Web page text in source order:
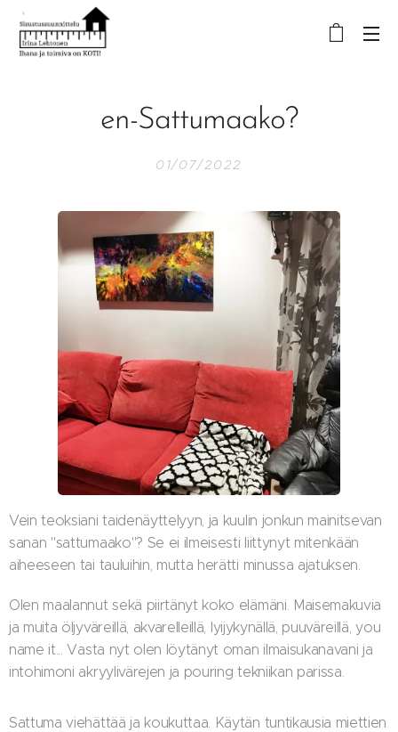
en-Sattumaako?
01/07/2022
Vein teoksiani taidenäyttelyyn, ja kuulin jonkun mainitsevan
sanan "sattumaako"? Se ei ilmeisesti liittynyt mitenkään
aiheeseen tai tauluihin, mutta herätti minussa ajatuksen.
Olen maalannut sekä piirtänyt koko elämäni. Maisemakuvia
ja muita öljyväreillä, akvarelleillä, lyijykynällä, puuväreillä, you
name it... Vasta nyt olen löytänyt oman ilmaisukanavani ja
intohimoni akryylivärejen ja pouring tekniikan parissa.
Sattuma viehättää ja koukuttaa. Käytän tuntikausia miettien